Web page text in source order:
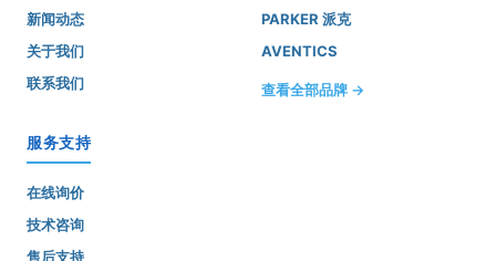
新闻动态
关于我们
联系我们
PARKER 派克
AVENTICS
查看全部品牌 →
服务支持
在线询价
技术咨询
售后支持